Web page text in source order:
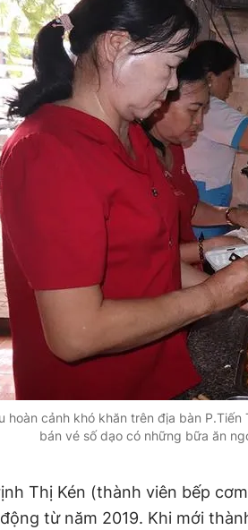
hoàn cảnh khó khăn trên địa bàn
bán vé số dạo có những bữa ăn
Thị Kén (thành viên bếp
từ năm 2019. Khi mới